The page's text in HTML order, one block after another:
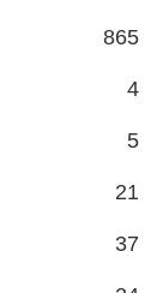
865
4
5
21
37